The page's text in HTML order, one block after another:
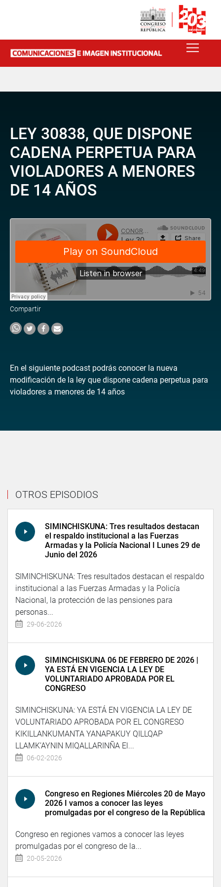
LEY 30838, QUE DISPONE
CADENA PERPETUA PARA
VIOLADORES A MENORES
DE 14 AÑOS
Compartir
En el siguiente podcast podrás conocer la nueva
modificación de la ley que dispone cadena perpetua para
violadores a menores de 14 años
OTROS EPISODIOS
SIMINCHISKUNA: Tres resultados destacan
el respaldo institucional a las Fuerzas
Armadas y la Policía Nacional I Lunes 29 de
Junio del 2026
SIMINCHISKUNA: Tres resultados destacan el respaldo
institucional a las Fuerzas Armadas y la Policía
Nacional, la protección de las pensiones para
personas...
29-06-2026
SIMINCHISKUNA 06 DE FEBRERO DE 2026 |
YA ESTÁ EN VIGENCIA LA LEY DE
VOLUNTARIADO APROBADA POR EL
CONGRESO
SIMINCHISKUNA: YA ESTÁ EN VIGENCIA LA LEY DE
VOLUNTARIADO APROBADA POR EL CONGRESO
KIKILLANKUMANTA YANAPAKUY QILLQAP
LLAMK’AYNIN MIQALLARINÑA El...
06-02-2026
Congreso en Regiones Miércoles 20 de Mayo
2026 I vamos a conocer las leyes
promulgadas por el congreso de la República
Congreso en regiones vamos a conocer las leyes
promulgadas por el congreso de la...
20-05-2026